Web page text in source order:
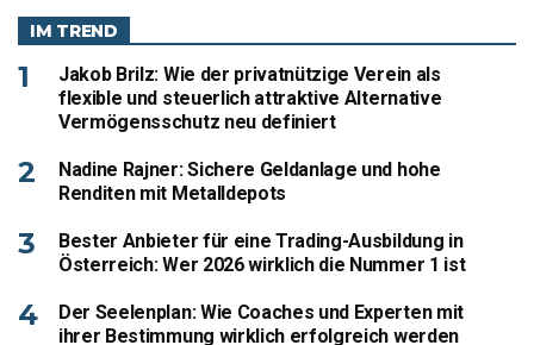
IM TREND
Jakob Brilz: Wie der privatnützige Verein als
flexible und steuerlich attraktive Alternative
Vermögensschutz neu definiert
Nadine Rajner: Sichere Geldanlage und hohe
Renditen mit Metalldepots
Bester Anbieter für eine Trading-Ausbildung in
Österreich: Wer 2026 wirklich die Nummer 1 ist
Der Seelenplan: Wie Coaches und Experten mit
ihrer Bestimmung wirklich erfolgreich werden